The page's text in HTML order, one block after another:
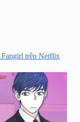
trên Netflix